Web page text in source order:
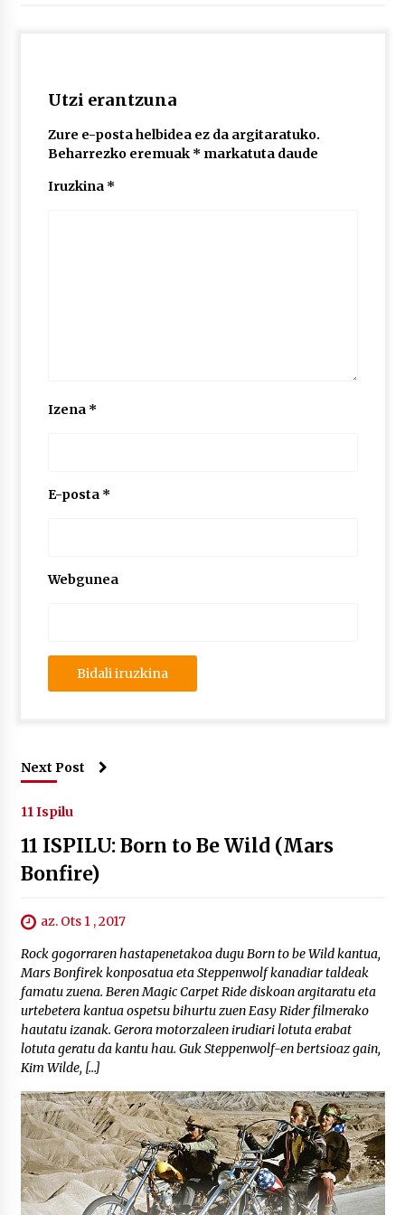
Utzi erantzuna
Zure e-posta helbidea ez da argitaratuko.
Beharrezko eremuak * markatuta daude
Iruzkina *
Izena *
E-posta *
Webgunea
Next Post
11 Ispilu
11 ISPILU: Born to Be Wild (Mars
Bonfire)
az. Ots 1 , 2017
Rock gogorraren hastapenetakoa dugu Born to be Wild kantua,
Mars Bonfirek konposatua eta Steppenwolf kanadiar taldeak
famatu zuena. Beren Magic Carpet Ride diskoan argitaratu eta
urtebetera kantua ospetsu bihurtu zuen Easy Rider filmerako
hautatu izanak. Gerora motorzaleen irudiari lotuta erabat
lotuta geratu da kantu hau. Guk Steppenwolf-en bertsioaz gain,
Kim Wilde, […]